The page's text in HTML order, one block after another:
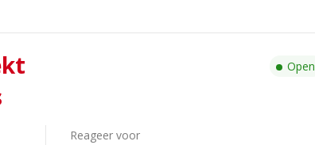
Reageer voor
Open